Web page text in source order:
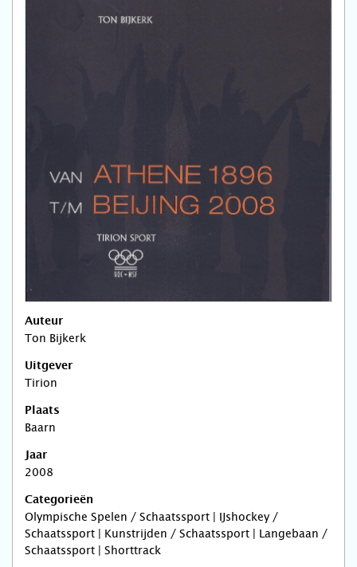
Auteur
Ton Bijkerk
Uitgever
Tirion
Plaats
Baarn
Jaar
2008
Categorieën
Olympische Spelen / Schaatssport | IJshockey /
Schaatssport | Kunstrijden / Schaatssport | Langebaan /
Schaatssport | Shorttrack